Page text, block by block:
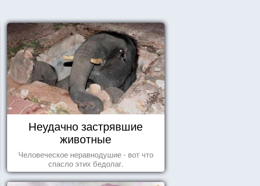
Неудачно застрявшие
животные
Человеческое неравнодушие - вот что
спасло этих бедолаг.